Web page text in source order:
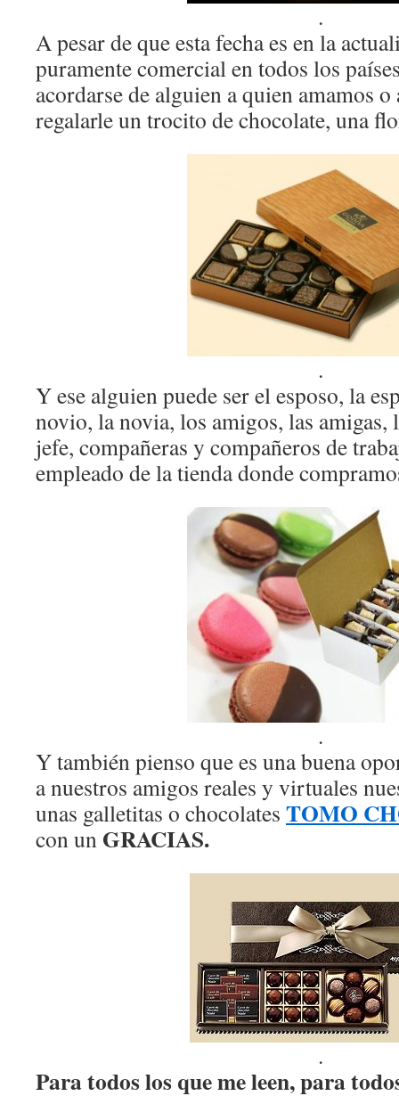
.
A pesar de que esta fecha es en la
puramente comercial en todos los
acordarse de alguien a quien amamos
regalarle un trocito de chocolate, una
.
Y ese alguien puede ser el esposo, la
novio, la novia, los amigos, las amigas,
jefe, compañeras y compañeros de
empleado de la tienda donde
.
Y también pienso que es una buena
a nuestros amigos reales y virtuales
unas galletitas o chocolates TOMO
con un GRACIAS.
.
Para todos los que me leen, para